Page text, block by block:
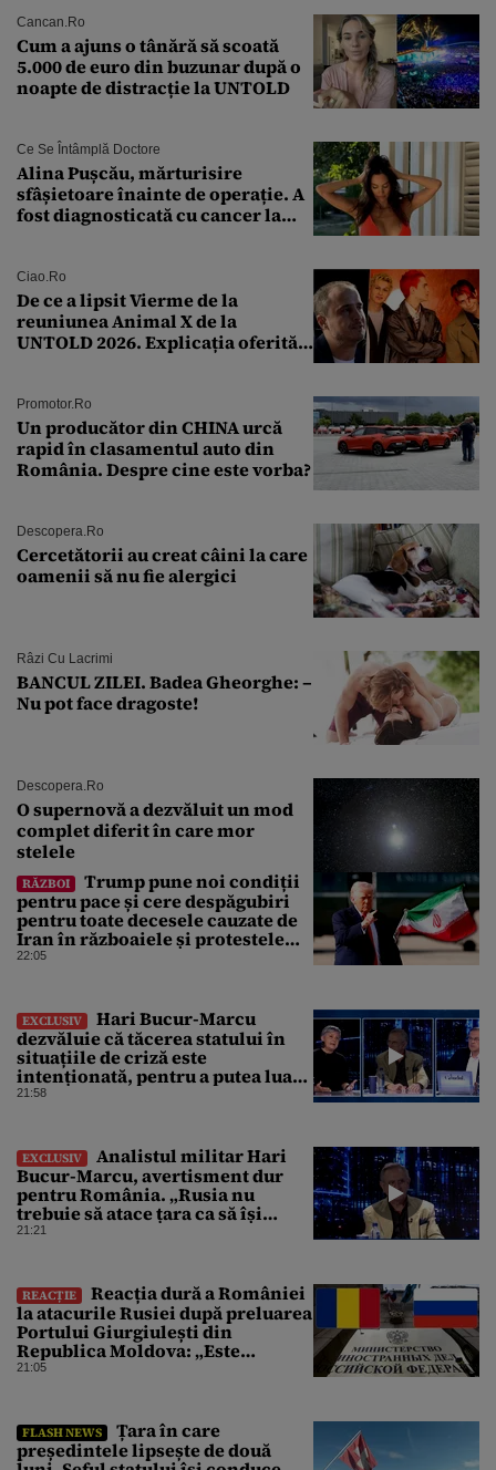
Cancan.ro
Cum a ajuns o tânără să scoată
5.000 de euro din buzunar după o
noapte de distracție la UNTOLD
Ce Se Întâmplă Doctore
Alina Pușcău, mărturisire
sfâșietoare înainte de operație. A
fost diagnosticată cu cancer la
îmi salvez viața”
Ciao.ro
De ce a lipsit Vierme de la
reuniunea Animal X de la
UNTOLD 2026. Explicația oferită
Promotor.ro
Un producător din CHINA urcă
rapid în clasamentul auto din
România. Despre cine este vorba?
Descopera.ro
Cercetătorii au creat câini la care
oamenii să nu fie alergici
Râzi Cu Lacrimi
BANCUL ZILEI. Badea Gheorghe: –
Nu pot face dragoste!
Descopera.ro
O supernovă a dezvăluit un mod
complet diferit în care mor
stelele
RĂZBOI
Trump pune noi condiții
pentru pace și cere despăgubiri
pentru toate decesele cauzate de
Iran în războaiele și protestele
din ultimii 50 de ani
22:05
EXCLUSIV
Hari Bucur-Marcu
dezvăluie că tăcerea statului în
situațiile de criză este
intenționată, pentru a putea lua
decizii fără să ne spună
21:58
EXCLUSIV
Analistul militar Hari
Bucur-Marcu, avertisment dur
pentru România. „Rusia nu
trebuie să atace țara ca să își
atingă obiectivele de aici”
21:21
REACȚIE
Reacția dură a României
la atacurile Rusiei după preluarea
Portului Giurgiulești din
Republica Moldova: „Este
propagandă stalinistă”
21:05
FLASH NEWS
Țara în care
președintele lipsește de două